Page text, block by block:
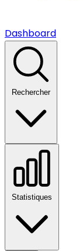
Dashboard
Rechercher
Statistiques